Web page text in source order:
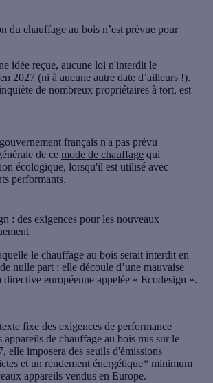
du chauffage au bois n’est prévue pour
idée reçue, aucune loi n'interdit le
2027 (ni à aucune autre date d’ailleurs !).
de nombreux propriétaires à tort, est
français n'a pas prévu
de ce mode de chauffage qui
écologique, lorsqu'il est utilisé avec
performants.
: des exigences pour les nouveaux
le chauffage au bois serait interdit en
nulle part : elle découle d’une mauvaise
directive européenne appelée « Ecodesign ».
fixe des exigences de performance
appareils de chauffage au bois mis sur le
elle imposera des seuils d'émissions
et un rendement énergétique* minimum
appareils vendus en Europe.